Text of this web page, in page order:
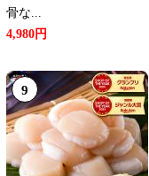
骨な...
4,980円
9